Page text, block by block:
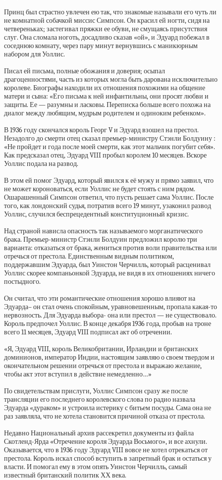
Принц был страстно увлечен ею так, что знакомые называли его чуть ли
не комнатной собачкой миссис Симпсон. Он красил ей ногти, сидя на
четвереньках; застегивал пряжки ее обуви, не смущаясь присутствия
слуг. Она сломала ноготь, досадливо сказав «ой», и Эдуард побежал в
соседнюю комнату, через пару минут вернувшись с маникюрным
набором для Уоллис.
Писал ей письма, полные обожания и доверия; осыпал
драгоценностями, часть из которых могла быть дарована исключительно
королеве. Биографы находили их отношения похожими на общение
матери и сына: «Его письма к ней инфантильны, они просят любви и
защиты. Ее — разумны и ласковы. Переписка больше всего похожа на
диалог между любящим, мудрым родителем и одиноким ребенком».
В 1936 году скончался король Георг V и Эдуард взошел на престол.
Незадолго до смерти отец сказал премьер-министру Стэнли Болдуину :
«Не пройдет и года после моей смерти, как этот мальчик погубит себя».
Как предсказал отец, Эдуард VIII пробыл королем 10 месяцев. Вскоре
Уоллис подала на развод.
В этом ей помог Эдуард, который явился к её мужу и прямо заявил, что
не может короноваться, если Уоллис не будет стоять с ним рядом.
Ошарашенный Симпсон ответил, что пусть решает сама Уоллис. После
того, как лондонский судья, потратив всего 19 минут, узаконил развод
Уоллис, случился беспрецедентный конституционный кризис.
Над страной нависла опасность так называемого морганатического
брака. Премьер-министр Стэнли Болдуин предложил королю три
варианта: отказаться от брака, жениться против воли правительства или
отречься от престола. Единственным видным политиком,
поддержавшим Эдуарда, был Уинстон Черчилль, который расценивал
Уоллис скорее компаньонкой Эдуарда, не видя в их отношениях ничего
постыдного.
Он считал, что эти романтические отношения хорошо влияют на
Эдуарда– он стал очень спокойным, уравновешенным, пропала какая-то
нервозность. Для Эдуарда выбора- она или престол — не существовало.
Король предпочел Уоллис. В конце декабря 1936 года, пробыв на троне
всего 11 месяцев, Эдуард VIII подписал акт об отречении.
«Я, Эдуард VIII, король Великобритании, Ирландии и британских
доминионов, император Индии, настоящим заявляю о своем твердом и
окончательном решении отречься от престола и выражаю желание,
чтобы акт этот вступил в действие немедленно…»
По свидетельствам прислуги, Уоллис Симпсон сразу же после
трансляции его последнего королевского слова по радио назвала
Эдуарда «дураком» и устроила истерику с битьем посуды. Сама она не
раз заявляла, что не хотела становится причиной отказа от престола.
Недавно Национальный архив рассекретил документы из файла
Скотленд-Ярда «Отречение короля Эдуарда Восьмого», и все ахнули.
Оказывается, что в 1936 году Эдуард VIII вовсе не хотел отрекаться от
престола. Король искал способ вступить в запретный брак и остаться у
власти. И помогал ему в этом опять Уинстон Черчилль, самый
известный британский политик ХХ века.